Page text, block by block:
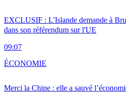
EXCLUSIF : L'Islande demande à
dans son référendum sur l'UE
09:07
Merci la Chine : elle a sauvé
ÉCONOMIE